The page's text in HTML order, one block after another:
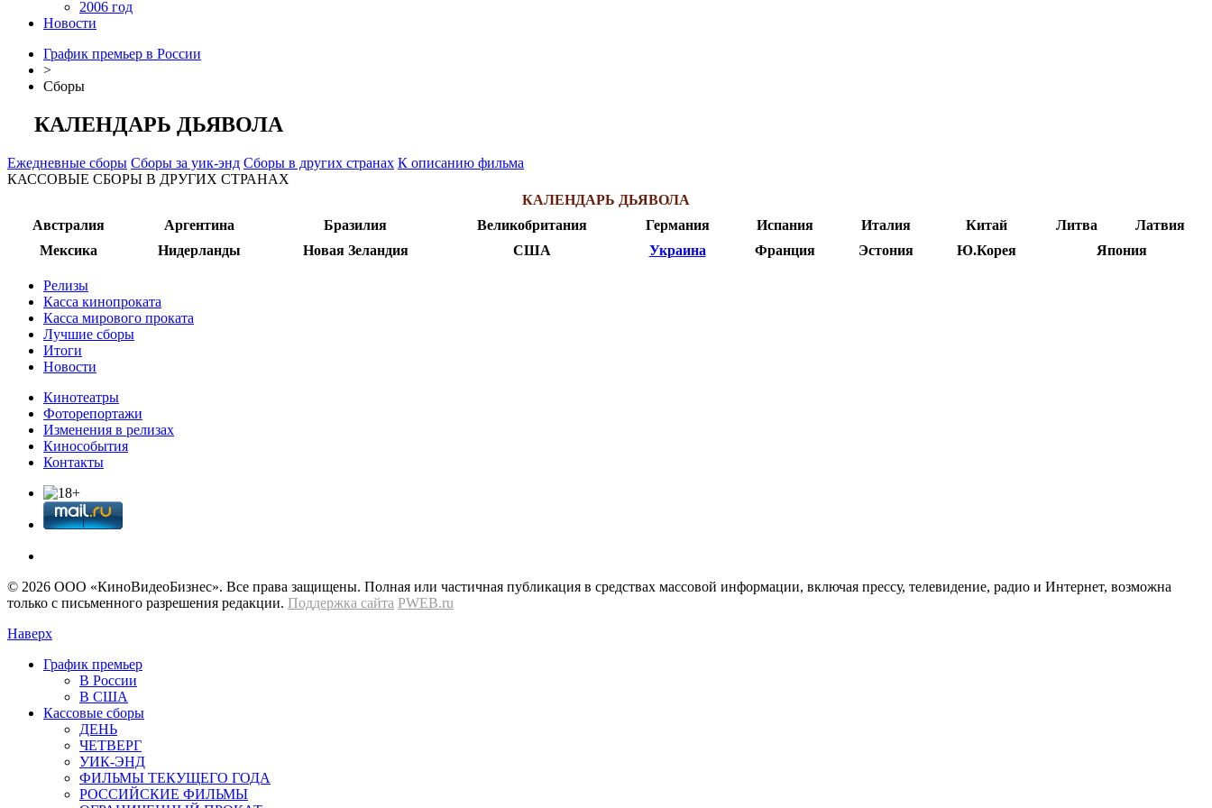
2006 год
Новости
График премьер в России
>
Сборы
КАЛЕНДАРЬ ДЬЯВОЛА
Ежедневные сборы Сборы за уик-энд Сборы в других странах К описанию фильма
КАССОВЫЕ СБОРЫ В ДРУГИХ СТРАНАХ
КАЛЕНДАРЬ ДЬЯВОЛА
Австралия
Аргентина Бразилия Великобритания Германия Испания Италия Китай Литва
Латвия
Мексика
Нидерланды Новая Зеландия США Украина Франция Эстония Ю.Корея Япония
Релизы
Касса кинопроката
Касса мирового проката
Лучшие сборы
Итоги
Новости
Кинотеатры
Фоторепортажи
Изменения в релизах
Кинособытия
Контакты
© 2026 OOО «КиноВидеоБизнес». Все права защищены. Полная или частичная публикация в средствах массовой информации, включая прессу, телевидение, радио и Интернет, возможна
только с письменного разрешения редакции. Поддержка сайта PWEB.ru
Наверх
График премьер
В России
В США
Кассовые сборы
ДЕНЬ
ЧЕТВЕРГ
УИК-ЭНД
ФИЛЬМЫ ТЕКУЩЕГО ГОДА
РОССИЙСКИЕ ФИЛЬМЫ